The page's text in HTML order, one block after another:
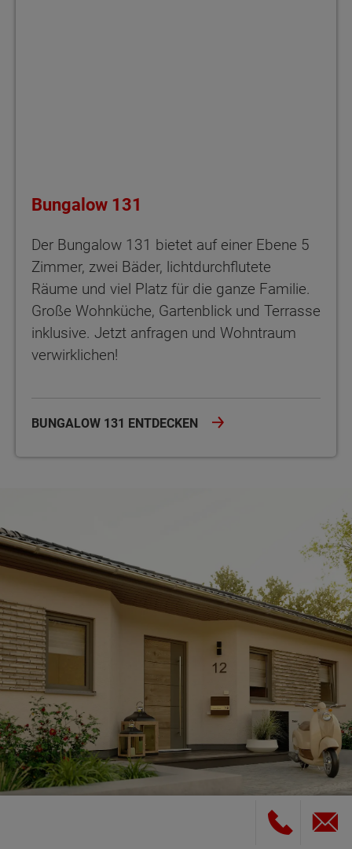
Bungalow 131
Der Bungalow 131 bietet auf einer Ebene 5
Zimmer, zwei Bäder, lichtdurchflutete
Räume und viel Platz für die ganze Familie.
Große Wohnküche, Gartenblick und Terrasse
inklusive. Jetzt anfragen und Wohntraum
verwirklichen!
BUNGALOW 131 ENTDECKEN